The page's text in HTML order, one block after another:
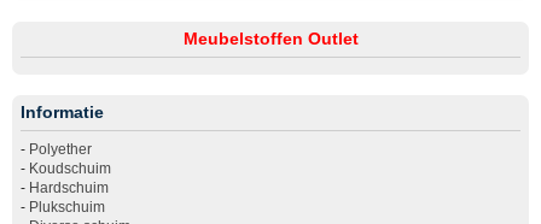
Meubelstoffen Outlet
Informatie
- Polyether
- Koudschuim
- Hardschuim
- Plukschuim